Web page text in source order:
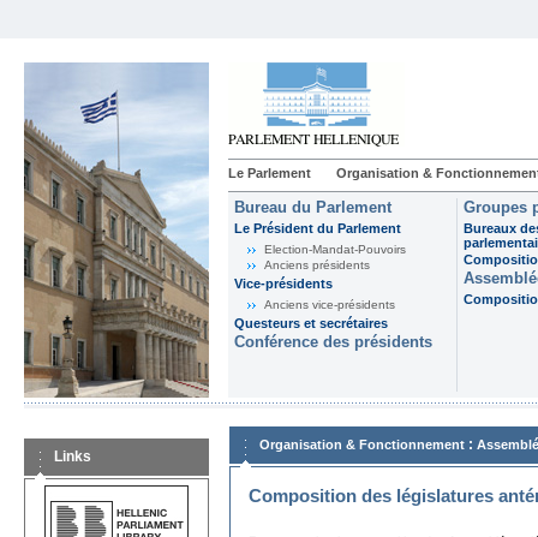
Le Parlement Organisation &
Bureau du Parlement
Le Président du Parlement
Election-Mandat-Pouvoirs
Anciens présidents
Vice-présidents
Anciens vice-présidents
Questeurs et secrétaires
Conférence des présidents
Groupes
Bureaux
Links
Organisation & Fonctionnement :
Composition des législatures